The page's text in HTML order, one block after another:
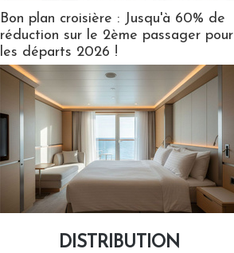
Bon plan croisière : Jusqu'à 60% de
réduction sur le 2ème passager pour
les départs 2026 !
DISTRIBUTION